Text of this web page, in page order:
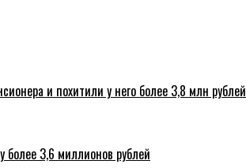
и похитили у него более 3,8 млн рублей
более 3,6 миллионов рублей